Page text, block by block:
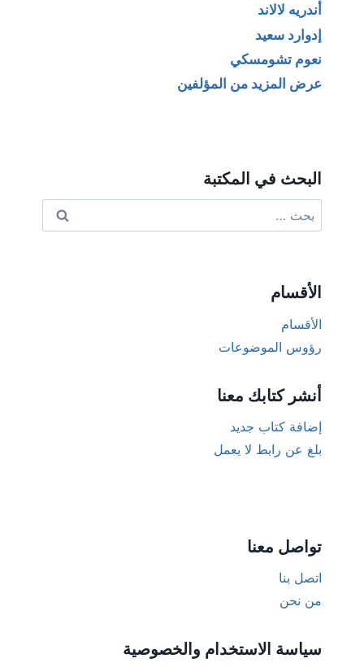
أندريه لالاند
إدوارد سعيد
نعوم تشومسكي
عرض المزيد من المؤلفين
البحث في المكتبة
عن:
الأقسام
الأقسام
رؤوس الموضوعات
أنشر كتابك معنا
إضافة كتاب جديد
بلغ عن رابط لا يعمل
تواصل معنا
اتصل بنا
من نحن
سياسة الاستخدام والخصوصية